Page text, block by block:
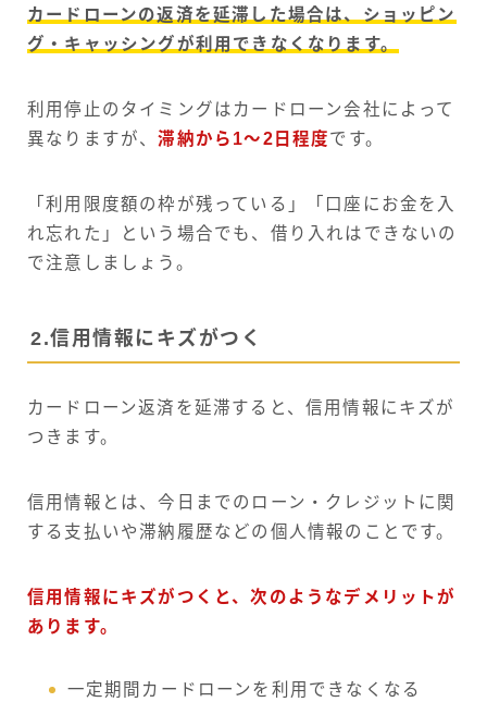
カードローンの返済を延滞した場合は、ショッピン
グ・キャッシングが利用できなくなります。
利用停止のタイミングはカードローン会社によって
異なりますが、滞納から1〜2日程度です。
「利用限度額の枠が残っている」「口座にお金を入
れ忘れた」という場合でも、借り入れはできないの
で注意しましょう。
2.信用情報にキズがつく
カードローン返済を延滞すると、信用情報にキズが
つきます。
信用情報とは、今日までのローン・クレジットに関
する支払いや滞納履歴などの個人情報のことです。
信用情報にキズがつくと、次のようなデメリットが
あります。
一定期間カードローンを利用できなくなる